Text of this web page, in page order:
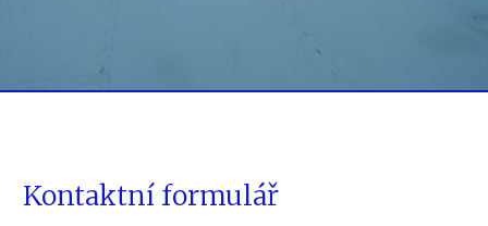
Kontaktní formulář